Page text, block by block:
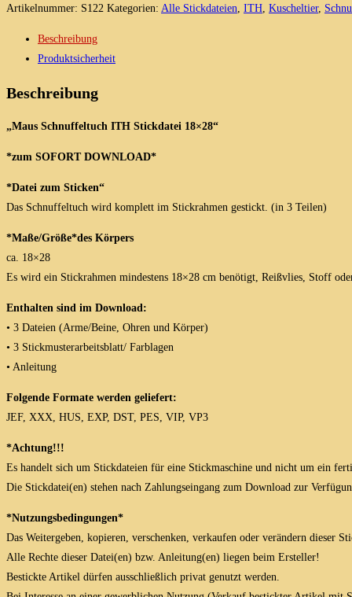
Schmusetuch,
Menge
Artikelnummer: S122 Kategorien: Alle Stickdateien ITH Kuscheltier,
Beschreibung
Produktsicherheit
Beschreibung
„Maus Schnuffeltuch ITH Stickdatei 18×28“
*zum SOFORT DOWNLOAD*
*Datei zum Sticken“
Das Schnuffeltuch wird komplett im Stickrahmen gestickt. (in 3 Teilen)
*Maße/Größe*des Körpers
ca. 18×28
Es wird ein Stickrahmen mindestens 18×28 cm benötigt, Reißvlies, Stoff
Enthalten sind im Download:
• 3 Dateien (Arme/Beine, Ohren und Körper)
• 3 Stickmusterarbeitsblatt/ Farblagen
• Anleitung
Folgende Formate werden geliefert:
JEF, XXX, HUS, EXP, DST, PES, VIP, VP3
*Achtung!!!
Es handelt sich um Stickdateien für eine Stickmaschine und nicht um ein
Die Stickdatei(en) stehen nach Zahlungseingang zum Download zur
*Nutzungsbedingungen*
Das Weitergeben, kopieren, verschenken, verkaufen oder verändern dieser
Alle Rechte dieser Datei(en) bzw. Anleitung(en) liegen beim Ersteller!
Bestickte Artikel dürfen ausschließlich privat genutzt werden.